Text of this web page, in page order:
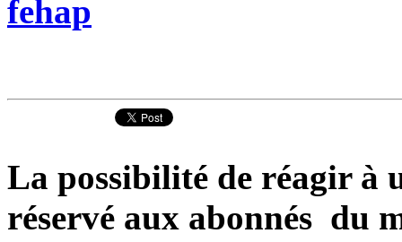
fehap
La possibilité de réagir à
réservé aux abonnés du